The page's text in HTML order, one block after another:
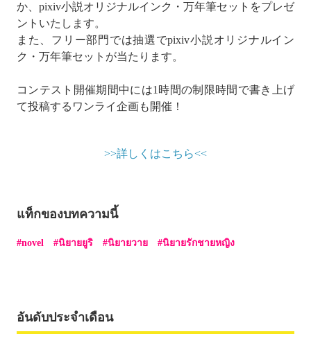
か、pixiv小説オリジナルインク・万年筆セットをプレゼ
ントいたします。
また、フリー部門では抽選でpixiv小説オリジナルイン
ク・万年筆セットが当たります。
コンテスト開催期間中には1時間の制限時間で書き上げ
て投稿するワンライ企画も開催！
>>詳しくはこちら<<
แท็กของบทความนี้
novel นิยายยูริ นิยายวาย นิยายรักชายหญิง
อันดับประจำเดือน